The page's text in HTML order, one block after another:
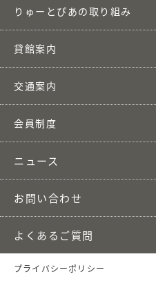
りゅーとぴあの取り組み
貸館案内
交通案内
会員制度
ニュース
お問い合わせ
よくあるご質問
プライバシーポリシー